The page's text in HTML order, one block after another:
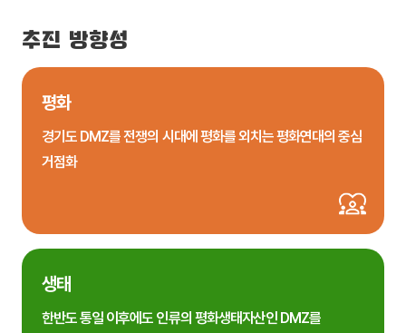
추진 방향성
평화
경기도 DMZ를 전쟁의 시대에 평화를 외치는 평화연대의 중심
거점화
생태
한반도 통일 이후에도 인류의 평화생태자산인 DMZ를